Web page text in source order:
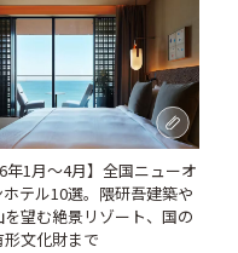
年1月～4月】全国ニューオ
ホテル10選。隈研吾建築や
を望む絶景リゾート、国の
文化財まで